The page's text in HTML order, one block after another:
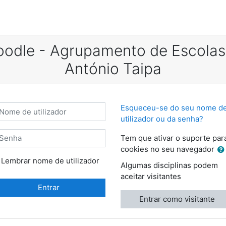
- Agrupamento de
António Taipa
de utilizador
Lembrar nome de utilizador
Entrar
Esqueceu-se do seu nome
utilizador ou da senha?
Tem que ativar o suporte
cookies no seu navegador
Algumas disciplinas podem
aceitar visitantes
Entrar como visitante